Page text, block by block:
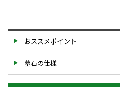
おススメポイント
墓石の仕様